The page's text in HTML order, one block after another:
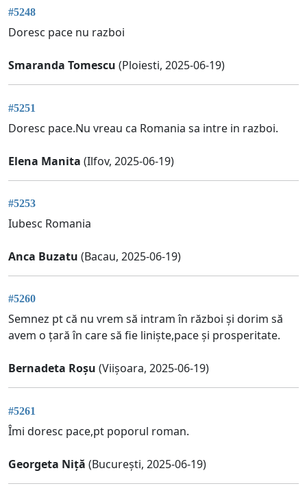
#5248
Doresc pace nu razboi
Smaranda Tomescu (Ploiesti, 2025-06-19)
#5251
Doresc pace.Nu vreau ca Romania sa intre in razboi.
Elena Manita (Ilfov, 2025-06-19)
#5253
Iubesc Romania
Anca Buzatu (Bacau, 2025-06-19)
#5260
Semnez pt că nu vrem să intram în război și dorim să
avem o țară în care să fie liniște,pace și prosperitate.
Bernadeta Roșu (Viișoara, 2025-06-19)
#5261
Îmi doresc pace,pt poporul roman.
Georgeta Niță (București, 2025-06-19)